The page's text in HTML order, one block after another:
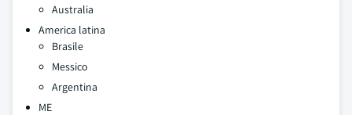
Australia
America latina
Brasile
Messico
Argentina
ME